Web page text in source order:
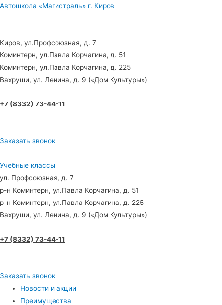
Автошкола «Магистраль» г. Киров
Киров, ул.Профсоюзная, д. 7
Коминтерн, ул.Павла Корчагина, д. 51
Коминтерн, ул.Павла Корчагина, д. 225
Вахруши, ул. Ленина, д. 9 («Дом Культуры»)
+7 (8332) 73-44-11
Заказать звонок
Учебные классы
ул. Профсоюзная, д. 7
р-н Коминтерн, ул.Павла Корчагина, д. 51
р-н Коминтерн, ул.Павла Корчагина, д. 225
Вахруши, ул. Ленина, д. 9 («Дом Культуры»)
+7 (8332) 73-44-11
Заказать звонок
Новости и акции
Преимущества